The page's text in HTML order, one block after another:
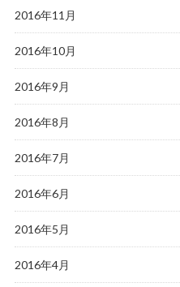
2016年11月
2016年10月
2016年9月
2016年8月
2016年7月
2016年6月
2016年5月
2016年4月